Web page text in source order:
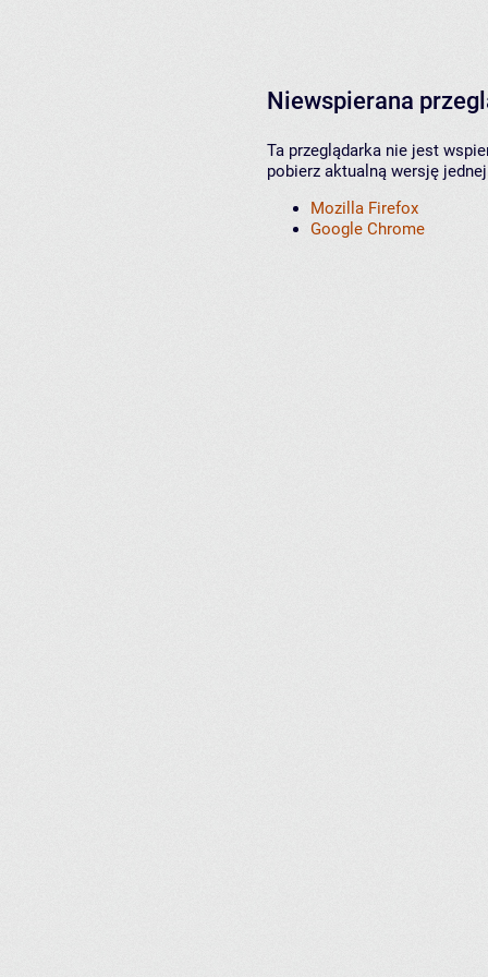
Niewspierana
Ta przeglądarka nie jest
pobierz aktualną wersję
Mozilla Firefox
Google Chrome